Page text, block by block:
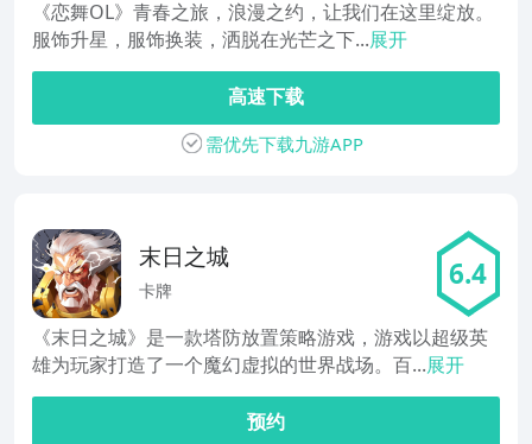
《恋舞OL》青春之旅，浪漫之约，让我们在这里绽放。
服饰升星，服饰换装，洒脱在光芒之下...展开
高速下载
需优先下载九游APP
末日之城
卡牌 6.4
《末日之城》是一款塔防放置策略游戏，游戏以超级英
雄为玩家打造了一个魔幻虚拟的世界战场。百...展开
预约